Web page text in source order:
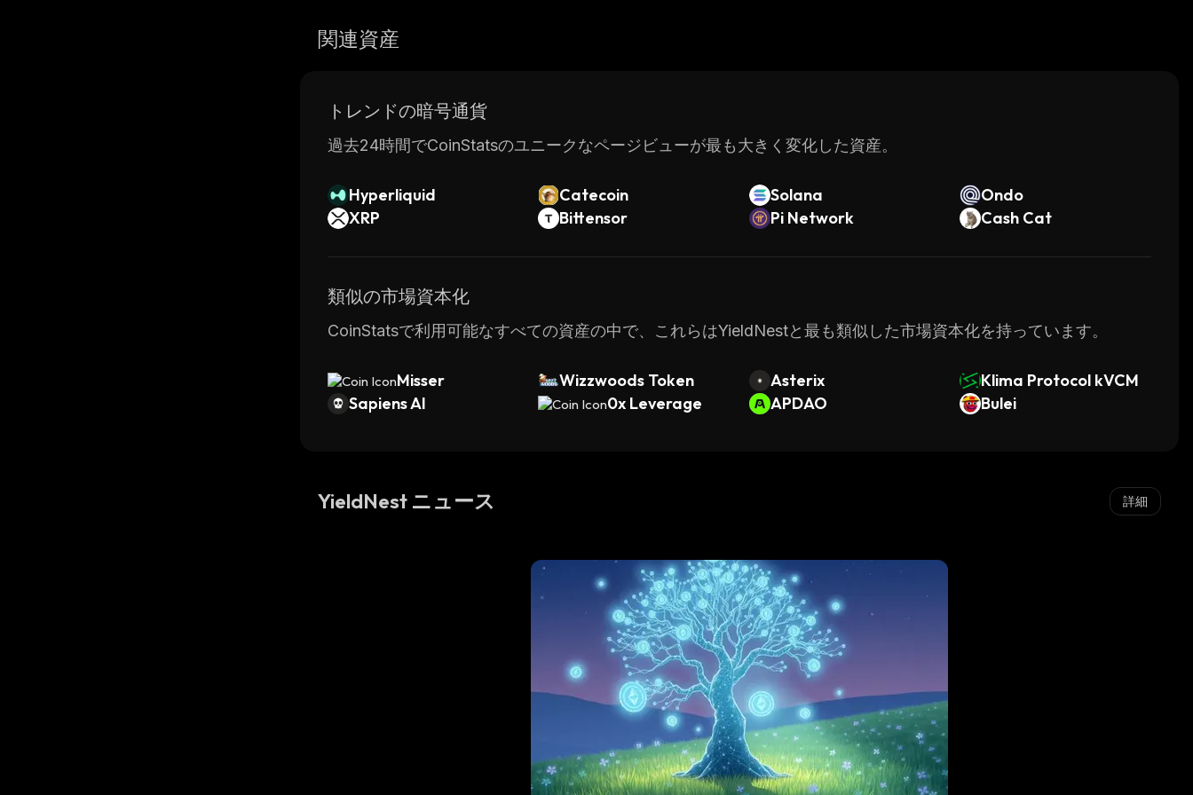
関連資産
トレンドの暗号通貨
過去24時間でCoinStatsのユニークなページビューが最も大きく変化した資産。
Hyperliquid Catecoin Solana
Ondo
XRP
Bittensor Pi Network Cash Cat
類似の市場資本化
CoinStatsで利用可能なすべての資産の中で、これらはYieldNestと最も類似した市場資本化を持っています。
Misser Wizzwoods Token Asterix
Klima Protocol kVCM
Sapiens AI
0x Leverage APDAO Bulei
YieldNest ニュース 詳細